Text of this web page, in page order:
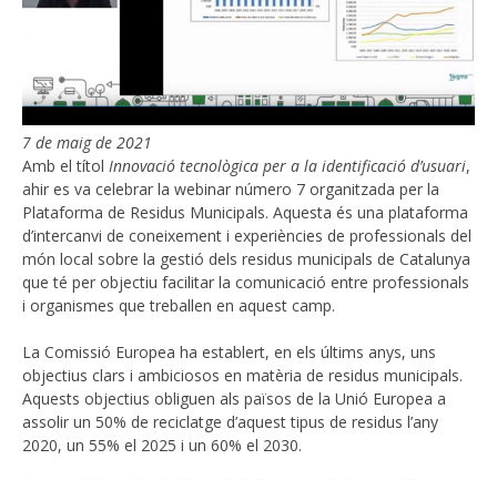
7 de maig de 2021
Amb el títol Innovació tecnològica per a la identificació d’usuari,
ahir es va celebrar la webinar número 7 organitzada per la
Plataforma de Residus Municipals. Aquesta és una plataforma
d’intercanvi de coneixement i experiències de professionals del
món local sobre la gestió dels residus municipals de Catalunya
que té per objectiu facilitar la comunicació entre professionals
i organismes que treballen en aquest camp.
La Comissió Europea ha establert, en els últims anys, uns
objectius clars i ambiciosos en matèria de residus municipals.
Aquests objectius obliguen als països de la Unió Europea a
assolir un 50% de reciclatge d’aquest tipus de residus l’any
2020, un 55% el 2025 i un 60% el 2030.